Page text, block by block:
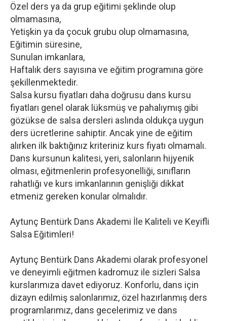
Özel ders ya da grup eğitimi şeklinde olup
olmamasına,
Yetişkin ya da çocuk grubu olup olmamasına,
Eğitimin süresine,
Sunulan imkanlara,
Haftalık ders sayısına ve eğitim programına göre
şekillenmektedir.
Salsa kursu fiyatları daha doğrusu dans kursu
fiyatları genel olarak lüksmüş ve pahalıymış gibi
gözükse de salsa dersleri aslında oldukça uygun
ders ücretlerine sahiptir. Ancak yine de eğitim
alırken ilk baktığınız kriteriniz kurs fiyatı olmamalı.
Dans kursunun kalitesi, yeri, salonların hijyenik
olması, eğitmenlerin profesyonelliği, sınıfların
rahatlığı ve kurs imkanlarının genişliği dikkat
etmeniz gereken konular olmalıdır.
Aytunç Bentürk Dans Akademi İle Kaliteli ve Keyifli
Salsa Eğitimleri!
Aytunç Bentürk Dans Akademi olarak profesyonel
ve deneyimli eğitmen kadromuz ile sizleri Salsa
kurslarımıza davet ediyoruz. Konforlu, dans için
dizayn edilmiş salonlarımız, özel hazırlanmış ders
programlarımız, dans gecelerimiz ve dans